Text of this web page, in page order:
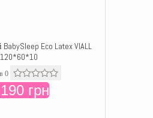
Eco Latex VIALL
120*60*10
0
грн